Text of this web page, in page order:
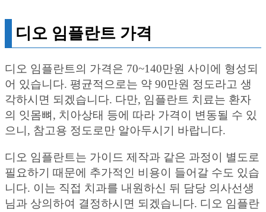
디오 임플란트 가격
디오 임플란트의 가격은 70~140만원 사이에 형성되
어 있습니다. 평균적으로는 약 90만원 정도라고 생
각하시면 되겠습니다. 다만, 임플란트 치료는 환자
의 잇몸뼈, 치아상태 등에 따라 가격이 변동될 수 있
으니, 참고용 정도로만 알아두시기 바랍니다.
디오 임플란트는 가이드 제작과 같은 과정이 별도로
필요하기 때문에 추가적인 비용이 들어갈 수도 있습
니다. 이는 직접 치과를 내원하신 뒤 담당 의사선생
님과 상의하여 결정하시면 되겠습니다. 디오 임플란